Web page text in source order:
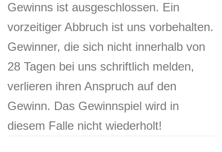
Gewinns ist ausgeschlossen. Ein
vorzeitiger Abbruch ist uns vorbehalten.
Gewinner, die sich nicht innerhalb von
28 Tagen bei uns schriftlich melden,
verlieren ihren Anspruch auf den
Gewinn. Das Gewinnspiel wird in
diesem Falle nicht wiederholt!